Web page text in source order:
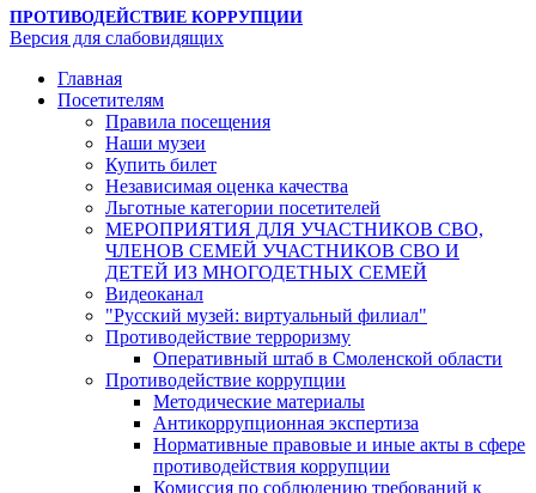
ПРОТИВОДЕЙСТВИЕ КОРРУПЦИИ
Версия для слабовидящих
Главная
Посетителям
Правила посещения
Наши музеи
Купить билет
Независимая оценка качества
Льготные категории посетителей
МЕРОПРИЯТИЯ ДЛЯ УЧАСТНИКОВ СВО,
ЧЛЕНОВ СЕМЕЙ УЧАСТНИКОВ СВО И
ДЕТЕЙ ИЗ МНОГОДЕТНЫХ СЕМЕЙ
Видеоканал
"Русский музей: виртуальный филиал"
Противодействие терроризму
Оперативный штаб в Смоленской области
Противодействие коррупции
Методические материалы
Антикоррупционная экспертиза
Нормативные правовые и иные акты в сфере
противодействия коррупции
Комиссия по соблюдению требований к